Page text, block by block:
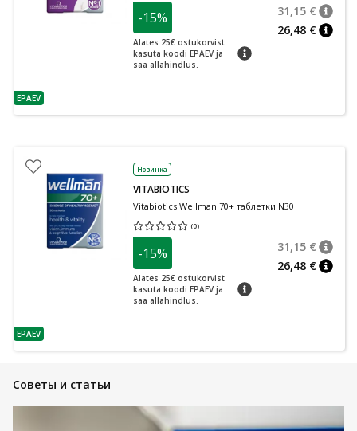
nõuanne
EPAEV
-15%
Alates 25€ ostukorvist
kasuta koodi EPAEV ja
saa allahindlus.
nõuanne
31,15 €
26,48 €
nõuanne
EPAEV
Новинка
VITABIOTICS
Vitabiotics Wellman 70+ таблетки N30
(0)
Средняя оценка 0.00
-15%
Alates 25€ ostukorvist
kasuta koodi EPAEV ja
saa allahindlus.
nõuanne
31,15 €
26,48 €
Советы и статьи